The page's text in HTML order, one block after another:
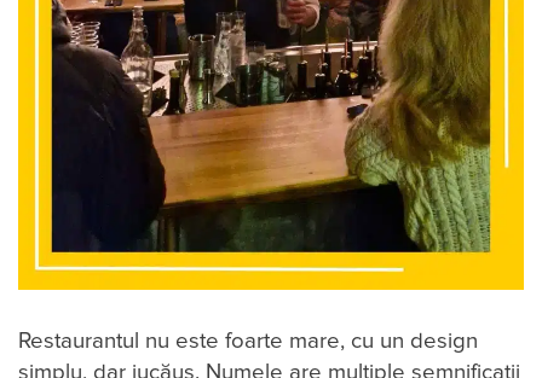
Restaurantul nu este foarte mare, cu un design
simplu, dar jucăuș. Numele are multiple semnificații